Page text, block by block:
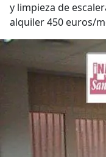
y limpieza de
alquiler 450 euros/